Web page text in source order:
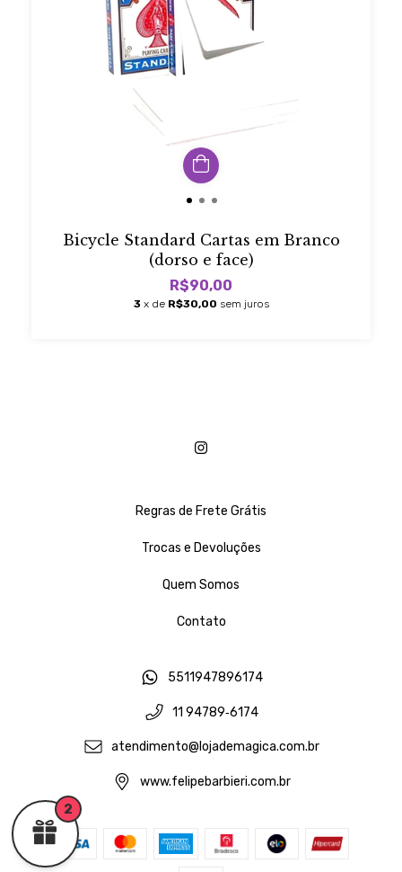
Bicycle Standard Cartas em Branco
(dorso e face)
R$90,00
3 x de R$30,00 sem juros
Regras de Frete Grátis
Trocas e Devoluções
Quem Somos
Contato
5511947896174
11 94789‑6174‬
atendimento@lojademagica.com.br
www.felipebarbieri.com.br
2